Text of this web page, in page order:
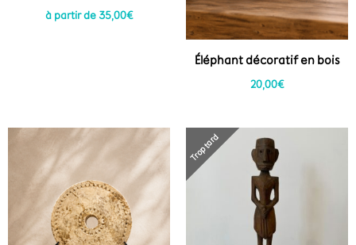
à partir de 35,00€
Éléphant décoratif en bois
20,00€
Trop tard